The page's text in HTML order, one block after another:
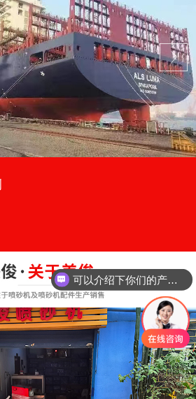
可以介绍下你们的产品么